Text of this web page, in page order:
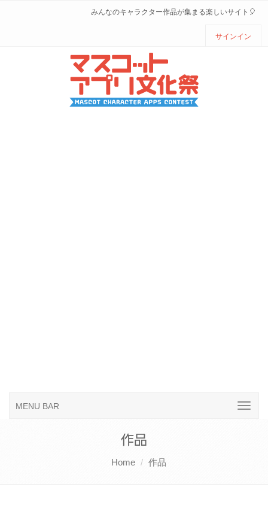
みんなのキャラクター作品が集まる楽しいサイト🎈
サインイン
MENU BAR
作品
Home 作品